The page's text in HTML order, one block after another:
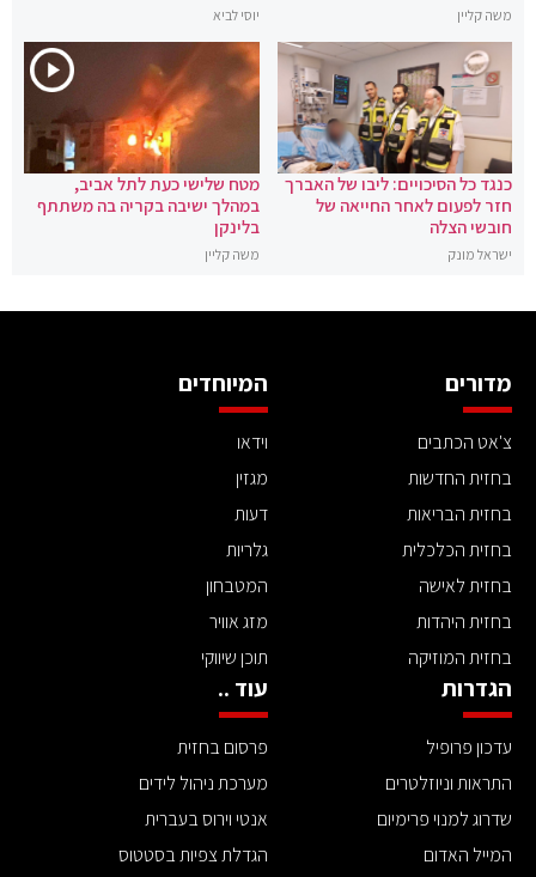
משה קליין יוסי לביא
כנגד כל הסיכויים: ליבו של האברך
חזר לפעום לאחר החייאה של
חובשי הצלה
ישראל מונק
מטח שלישי כעת לתל אביב,
במהלך ישיבה בקריה בה משתתף
בלינקן
משה קליין
מדורים
צ'אט הכתבים
בחזית החדשות
בחזית הבריאות
בחזית הכלכלית
בחזית לאישה
בחזית היהדות
בחזית המוזיקה
המיוחדים
וידאו
מגזין
דעות
גלריות
המטבחון
מזג אוויר
תוכן שיווקי
הגדרות
עדכון פרופיל
התראות וניוזלטרים
שדרוג למנוי פרימיום
המייל האדום
עוד ..
פרסום בחזית
מערכת ניהול לידים
אנטי וירוס בעברית
הגדלת צפיות בסטטוס